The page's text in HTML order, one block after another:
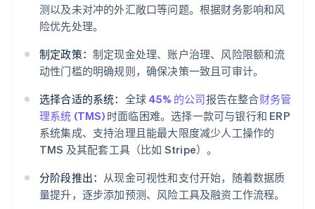
测以及未对冲的外汇敞口等问题。根据财务影响和风
险优先处理。
制定政策： 制定现金处理、账户治理、风险限额和流
动性门槛的明确规则，确保决策一致且可审计。
选择合适的系统： 全球 45% 的公司报告在整合财务管
理系统 (TMS)时面临困难。选择一款可与银行和 ERP
系统集成、支持治理且能最大限度减少人工操作的
TMS 及其配套工具（比如 Stripe）。
分阶段推出： 从现金可视性和支付开始，随着数据质
量提升，逐步添加预测、风险工具及融资工作流程。